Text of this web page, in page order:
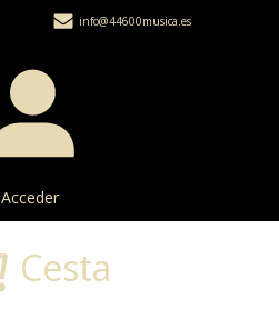
info@44600musica.es
Acceder
Cesta